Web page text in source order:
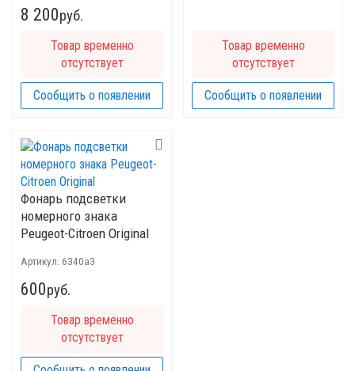
8 200руб.
Товар временно
отсутствует
Сообщить о появлении
Товар временно
отсутствует
Сообщить о появлении
Фонарь подсветки
номерного знака
Peugeot-Citroen Original
Артикул: 6340a3
600руб.
Товар временно
отсутствует